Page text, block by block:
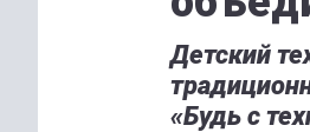
Детский
«Будь с